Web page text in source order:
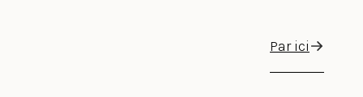
Par ici